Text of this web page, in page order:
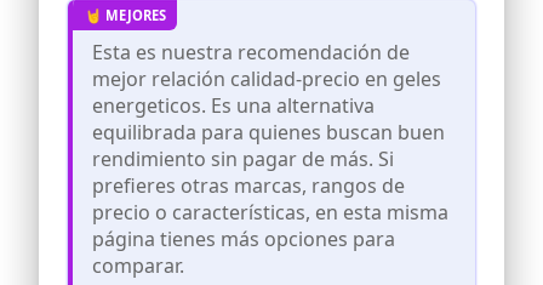
vegano – sin necesidad de beber agua
adicional
DISFRUTA CON SEGURIDAD es nuestra
promesa: todos nuestros productos
están incluidos en la Cologne List y han
sido analizados para detectar sustancias
prohibidas
RECOMENDAMOS, como parte de una
dieta equilibrada, consumir 1-2 geles
energéticos a intervalos regulares
durante el ejercicio (solo 1 sobre al día
para el sabor Cola)
Esta es nuestra recomendación de
mejor relación calidad-precio en geles
energeticos. Es una alternativa
equilibrada para quienes buscan buen
rendimiento sin pagar de más. Si
prefieres otras marcas, rangos de
precio o características, en esta misma
página tienes más opciones para
comparar.